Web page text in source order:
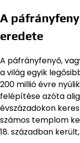
A
eredete
A páfrányfenyő,
a világ egyik
200 millió évre
felépítése azóta
évszázadokon
számos templom
18. században